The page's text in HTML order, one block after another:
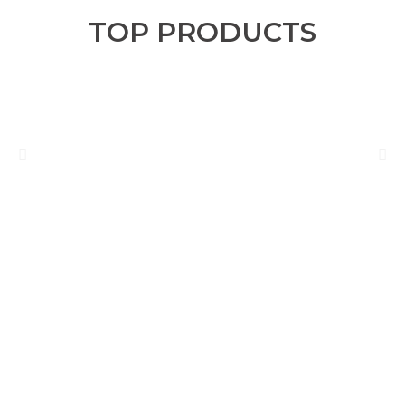
TOP PRODUCTS